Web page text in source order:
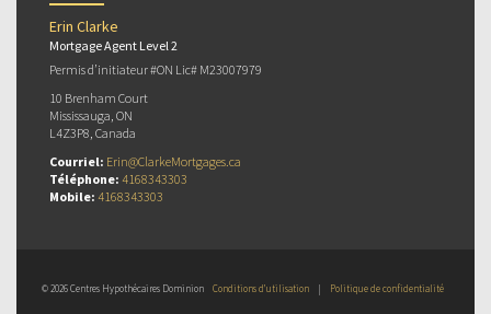
Erin Clarke
Mortgage Agent Level 2
Permis d’initiateur #ON Lic# M23007979
10 Brenham Court
Mississauga, ON
L4Z3P8, Canada
Courriel: Erin@ClarkeMortgages.ca
Téléphone: 4168343303
Mobile: 4168343303
© 2026 Centres Hypothécaires Dominion Conditions d’utilisation | Politique de confidentialité